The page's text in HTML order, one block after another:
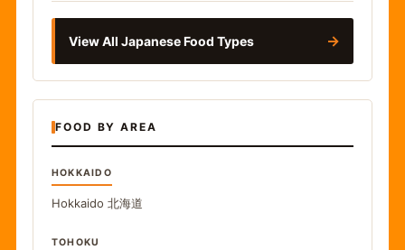
View All Japanese Food Types →
FOOD BY AREA
HOKKAIDO
Hokkaido 北海道
TOHOKU